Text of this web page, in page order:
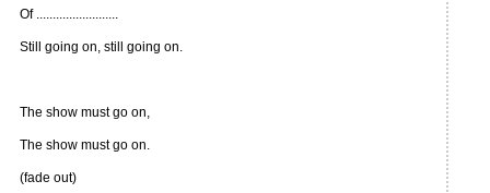
Of .........................
Still going on, still going on.
The show must go on,
The show must go on.
(fade out)